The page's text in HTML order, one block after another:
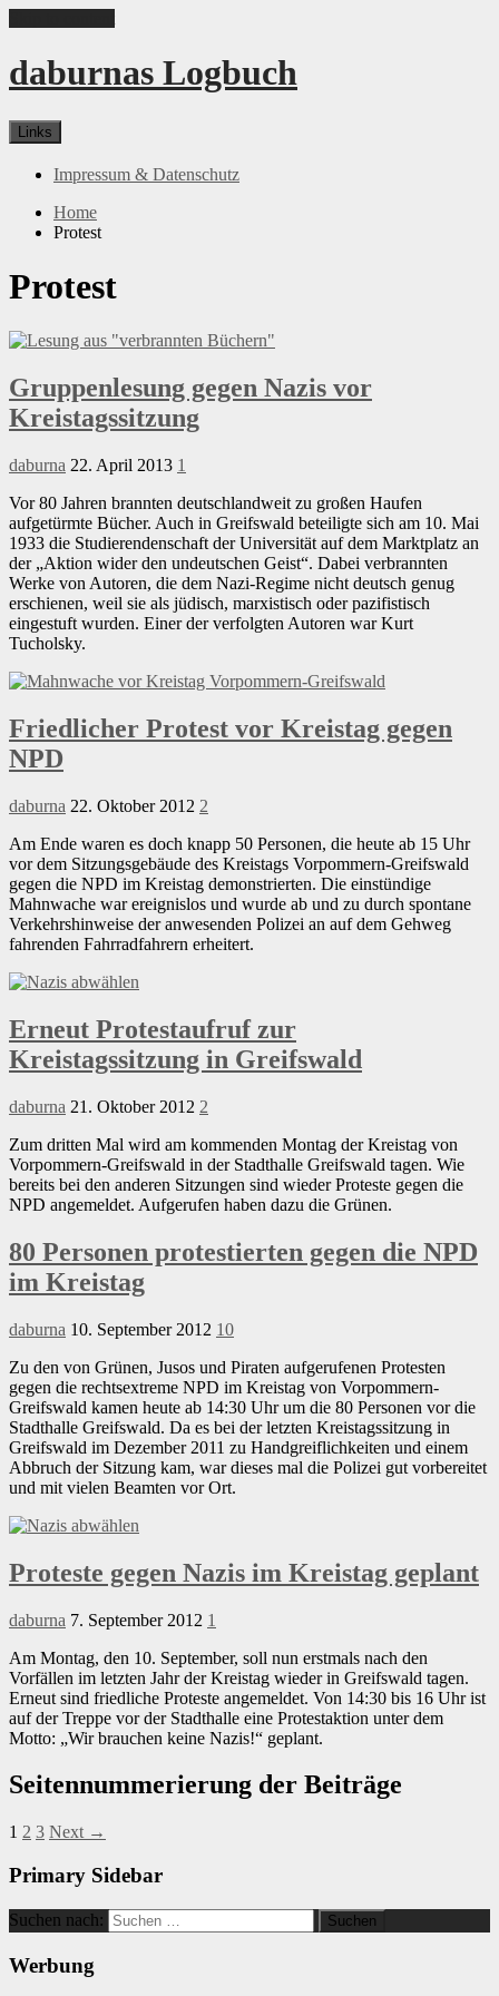
daburnas Logbuch
Links
Impressum & Datenschutz
Home
Protest
Protest
Gruppenlesung gegen Nazis vor
Kreistagssitzung
daburna 22. April 2013 1
Vor 80 Jahren brannten deutschlandweit zu großen Haufen
aufgetürmte Bücher. Auch in Greifswald beteiligte sich am 10. Mai
1933 die Studierendenschaft der Universität auf dem Marktplatz an
der „Aktion wider den undeutschen Geist“. Dabei verbrannten
Werke von Autoren, die dem Nazi-Regime nicht deutsch genug
erschienen, weil sie als jüdisch, marxistisch oder pazifistisch
eingestuft wurden. Einer der verfolgten Autoren war Kurt
Tucholsky.
Friedlicher Protest vor Kreistag gegen
NPD
daburna 22. Oktober 2012 2
Am Ende waren es doch knapp 50 Personen, die heute ab 15 Uhr
vor dem Sitzungsgebäude des Kreistags Vorpommern-Greifswald
gegen die NPD im Kreistag demonstrierten. Die einstündige
Mahnwache war ereignislos und wurde ab und zu durch spontane
Verkehrshinweise der anwesenden Polizei an auf dem Gehweg
fahrenden Fahrradfahrern erheitert.
Erneut Protestaufruf zur
Kreistagssitzung in Greifswald
daburna 21. Oktober 2012 2
Zum dritten Mal wird am kommenden Montag der Kreistag von
Vorpommern-Greifswald in der Stadthalle Greifswald tagen. Wie
bereits bei den anderen Sitzungen sind wieder Proteste gegen die
NPD angemeldet. Aufgerufen haben dazu die Grünen.
80 Personen protestierten gegen die NPD
im Kreistag
daburna 10. September 2012 10
Zu den von Grünen, Jusos und Piraten aufgerufenen Protesten
gegen die rechtsextreme NPD im Kreistag von Vorpommern-
Greifswald kamen heute ab 14:30 Uhr um die 80 Personen vor die
Stadthalle Greifswald. Da es bei der letzten Kreistagssitzung in
Greifswald im Dezember 2011 zu Handgreiflichkeiten und einem
Abbruch der Sitzung kam, war dieses mal die Polizei gut vorbereitet
und mit vielen Beamten vor Ort.
Proteste gegen Nazis im Kreistag geplant
daburna 7. September 2012 1
Am Montag, den 10. September, soll nun erstmals nach den
Vorfällen im letzten Jahr der Kreistag wieder in Greifswald tagen.
Erneut sind friedliche Proteste angemeldet. Von 14:30 bis 16 Uhr ist
auf der Treppe vor der Stadthalle eine Protestaktion unter dem
Motto: „Wir brauchen keine Nazis!“ geplant.
Seitennummerierung der Beiträge
1 2 3 Next →
Primary Sidebar
Suchen nach:
Werbung